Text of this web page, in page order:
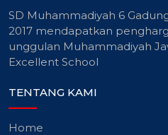
SD Muhammadiyah 6
2017 mendapatkan
unggulan Muhammadiyah
Excellent School
TENTANG KAMI
Home